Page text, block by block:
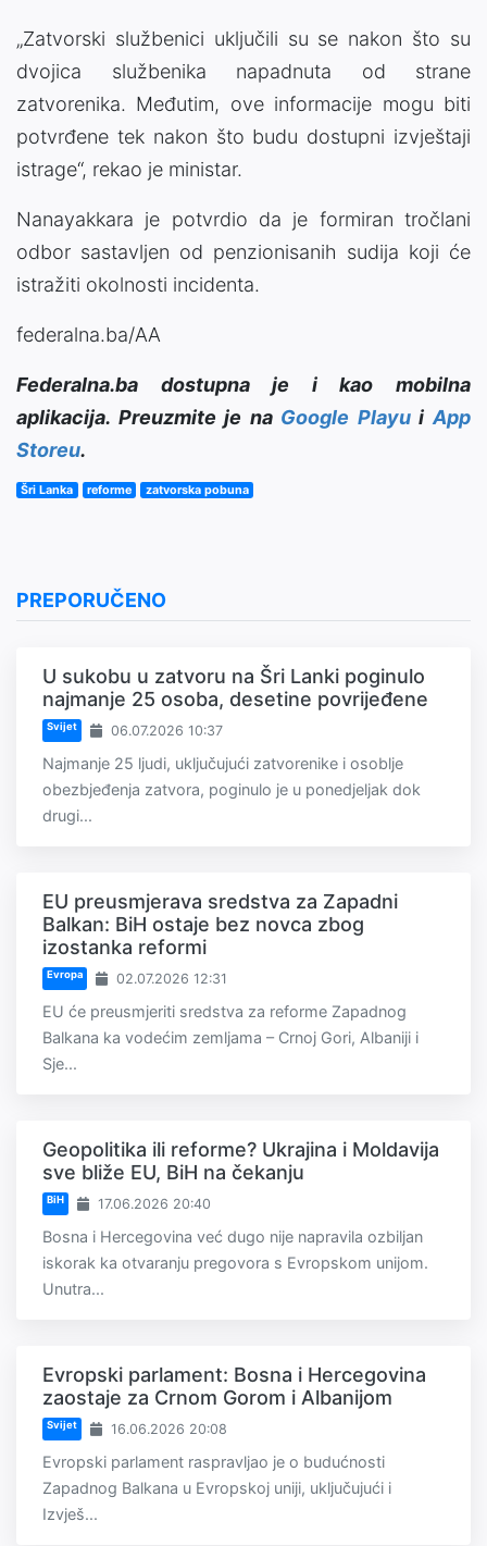
„Zatvorski službenici uključili su se nakon što su
dvojica službenika napadnuta od strane
zatvorenika. Međutim, ove informacije mogu biti
potvrđene tek nakon što budu dostupni izvještaji
istrage“, rekao je ministar.
Nanayakkara je potvrdio da je formiran tročlani
odbor sastavljen od penzionisanih sudija koji će
istražiti okolnosti incidenta.
federalna.ba/AA
Federalna.ba dostupna je i kao mobilna
aplikacija. Preuzmite je na Google PlayuiApp
Storeu.
Šri Lanka reforme zatvorska pobuna
PREPORUČENO
U sukobu u zatvoru na Šri Lanki poginulo
najmanje 25 osoba, desetine povrijeđene
Svijet 06.07.2026 10:37
Najmanje 25 ljudi, uključujući zatvorenike i osoblje
obezbjeđenja zatvora, poginulo je u ponedjeljak dok
drugi...
EU preusmjerava sredstva za Zapadni
Balkan: BiH ostaje bez novca zbog
izostanka reformi
Evropa 02.07.2026 12:31
EU će preusmjeriti sredstva za reforme Zapadnog
Balkana ka vodećim zemljama – Crnoj Gori, Albaniji i
Sje...
Geopolitika ili reforme? Ukrajina i Moldavija
sve bliže EU, BiH na čekanju
BiH 17.06.2026 20:40
Bosna i Hercegovina već dugo nije napravila ozbiljan
iskorak ka otvaranju pregovora s Evropskom unijom.
Unutra...
Evropski parlament: Bosna i Hercegovina
zaostaje za Crnom Gorom i Albanijom
Svijet 16.06.2026 20:08
Evropski parlament raspravljao je o budućnosti
Zapadnog Balkana u Evropskoj uniji, uključujući i
Izvješ...